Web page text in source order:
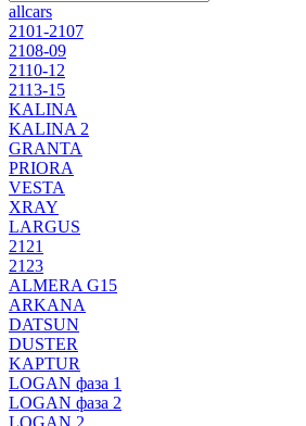
allcars
2101-2107
2108-09
2110-12
2113-15
KALINA
KALINA 2
GRANTA
PRIORA
VESTA
XRAY
LARGUS
2121
2123
ALMERA G15
ARKANA
DATSUN
DUSTER
KAPTUR
LOGAN фаза 1
LOGAN фаза 2
LOGAN 2